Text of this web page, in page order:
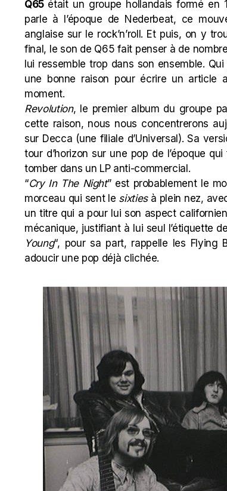
Q65 était un groupe hollandais formé en
parle à l’époque de Nederbeat, ce
anglaise sur le rock’n’roll. Et puis, on y
final, le son de Q65 fait penser à de
lui ressemble trop dans son ensemble.
une bonne raison pour écrire un article
moment.
Revolution, le premier album du groupe
cette raison, nous nous concentrerons
sur Decca (une filiale d’Universal). Sa ver
tour d’horizon sur une pop de l’époque
tomber dans un LP anti-commercial.
“Cry In The Night” est probablement le
morceau qui sent le sixties à plein nez,
un titre qui a pour lui son aspect
mécanique, justifiant à lui seul l’étiquette
Young“, pour sa part, rappelle les Flying
adoucir une pop déjà clichée.